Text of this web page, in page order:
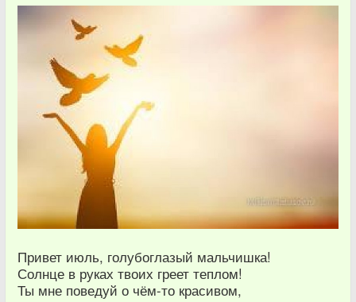
Привет июль, голубоглазый мальчишка!
Солнце в руках твоих греет теплом!
Ты мне поведуй о чём-то красивом,